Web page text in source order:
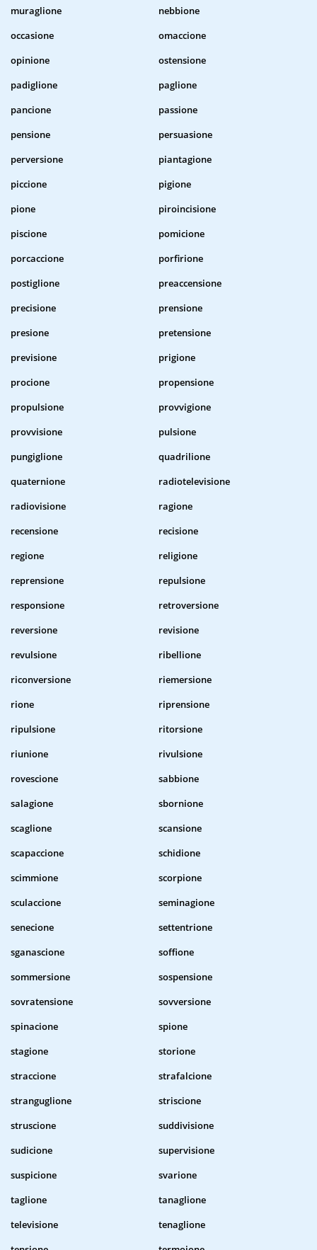
muraglione
nebbione
occasione
omaccione
opinione
ostensione
padiglione
paglione
pancione
passione
pensione
persuasione
perversione
piantagione
piccione
pigione
pione
piroincisione
piscione
pomicione
porcaccione
porfirione
postiglione
preaccensione
precisione
prensione
presione
pretensione
previsione
prigione
procione
propensione
propulsione
provvigione
provvisione
pulsione
pungiglione
quadrilione
quaternione
radiotelevisione
radiovisione
ragione
recensione
recisione
regione
religione
reprensione
repulsione
responsione
retroversione
reversione
revisione
revulsione
ribellione
riconversione
riemersione
rione
riprensione
ripulsione
ritorsione
riunione
rivulsione
rovescione
sabbione
salagione
sbornione
scaglione
scansione
scapaccione
schidione
scimmione
scorpione
sculaccione
seminagione
senecione
settentrione
sganascione
soffione
sommersione
sospensione
sovratensione
sovversione
spinacione
spione
stagione
storione
straccione
strafalcione
stranguglione
striscione
struscione
suddivisione
sudicione
supervisione
suspicione
svarione
taglione
tanaglione
televisione
tenaglione